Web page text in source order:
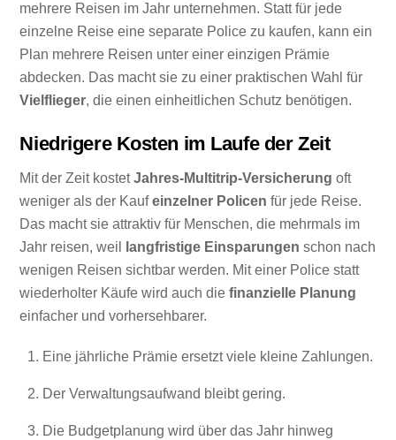
mehrere Reisen im Jahr unternehmen. Statt für jede
einzelne Reise eine separate Police zu kaufen, kann ein
Plan mehrere Reisen unter einer einzigen Prämie
abdecken. Das macht sie zu einer praktischen Wahl für
Vielflieger, die einen einheitlichen Schutz benötigen.
Niedrigere Kosten im Laufe der Zeit
Mit der Zeit kostetJahres-Multitrip-Versicherung oft
weniger als der Kaufeinzelner Policen für jede Reise.
Das macht sie attraktiv für Menschen, die mehrmals im
Jahr reisen, weil
langfristige Einsparungen schon nach
wenigen Reisen sichtbar werden. Mit einer Police statt
wiederholter Käufe wird auch diefinanzielle Planung
einfacher und vorhersehbarer.
Eine jährliche Prämie ersetzt viele kleine Zahlungen.
Der Verwaltungsaufwand bleibt gering.
Die Budgetplanung wird über das Jahr hinweg